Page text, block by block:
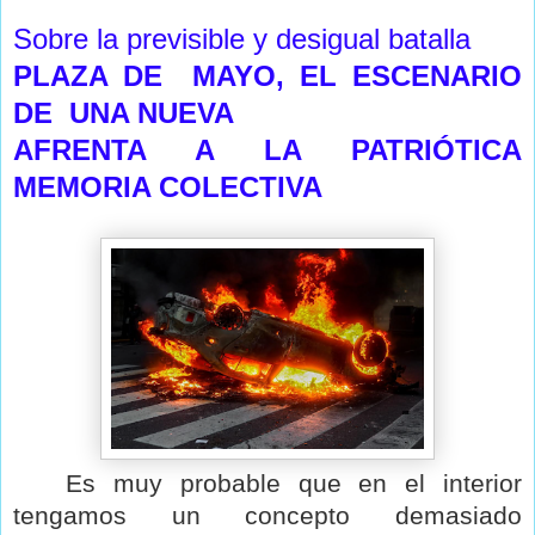
Sobre la previsible y desigual batalla
PLAZA DE MAYO, EL ESCENARIO
DE UNA NUEVA
AFRENTA A LA PATRIÓTICA
MEMORIA COLECTIVA
Es muy probable que en el interior
tengamos un concepto demasiado